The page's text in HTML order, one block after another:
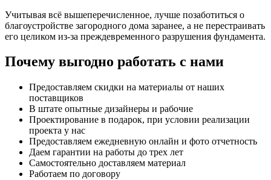
Учитывая всё вышеперечисленное, лучше позаботиться о
благоустройстве загородного дома заранее, а не перестраивать
его целиком из-за преждевременного разрушения фундамента.
Почему выгодно работать с нами
Предоставляем скидки на материалы от наших
поставщиков
В штате опытные дизайнеры и рабочие
Проектирование в подарок, при условии реализации
проекта у нас
Предоставляем ежедневную онлайн и фото отчетность
Даем гарантии на работы до трех лет
Самостоятельно доставляем материал
Работаем по договору